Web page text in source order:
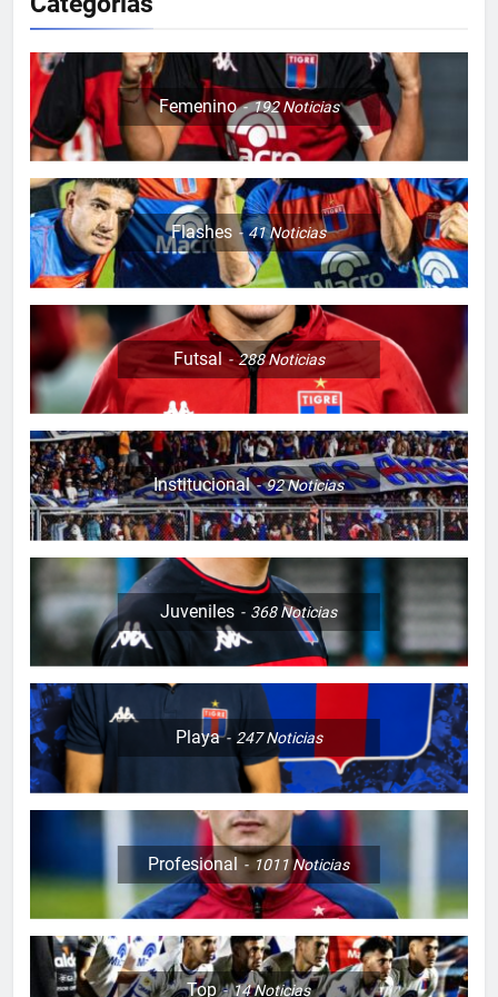
Femenino 192Noticias
Flashes 41Noticias
Futsal 288Noticias
Institucional 92Noticias
Juveniles 368Noticias
Playa 247Noticias
Profesional 1011Noticias
Top 14Noticias